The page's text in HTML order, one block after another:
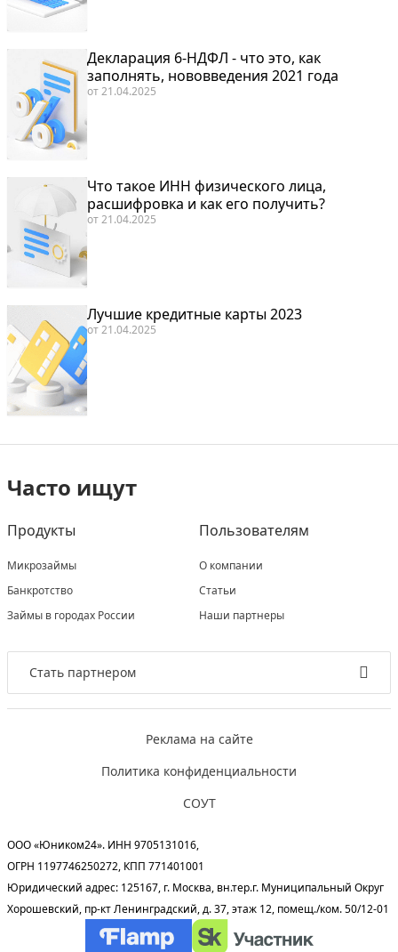
Декларация 6-НДФЛ - что это, как
заполнять, нововведения 2021 года
от21.04.2025
Что такое ИНН физического лица,
расшифровка и как его получить?
от21.04.2025
Лучшие кредитные карты 2023
от21.04.2025
Часто ищут
Продукты
Микрозаймы
Банкротство
Займы в городах России
Пользователям
О компании
Статьи
Наши партнеры
Стать партнером
Реклама на сайте
Политика конфиденциальности
СОУТ
ООО «Юником24». ИНН 9705131016,
ОГРН 1197746250272, КПП 771401001
Юридический адрес: 125167, г. Москва, вн.тер.г. Муниципальный Округ
Хорошевский, пр-кт Ленинградский, д. 37, этаж 12, помещ./ком. 50/12-01